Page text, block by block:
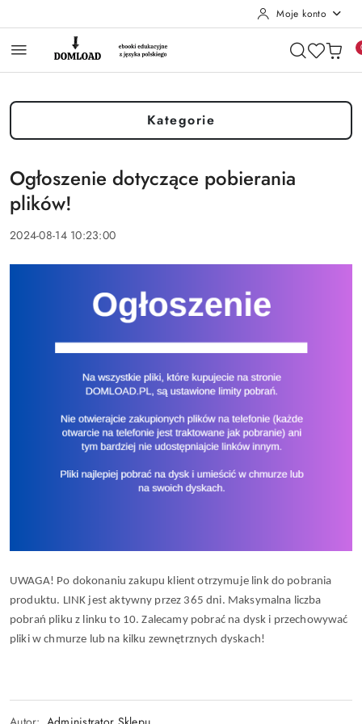
Moje konto
Kategorie
Ogłoszenie dotyczące pobierania
plików!
2024-08-14 10:23:00
UWAGA! Po dokonaniu zakupu klient otrzymuje link do pobrania
produktu. LINK jest aktywny przez 365 dni. Maksymalna liczba
pobrań pliku z linku to 10. Zalecamy pobrać na dysk i przechowywać
pliki w chmurze lub na kilku zewnętrznych dyskach!